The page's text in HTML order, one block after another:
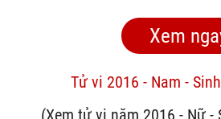
Tử vi 2016 - Nam -
(Xem tử vi năm 2016 - Nữ -